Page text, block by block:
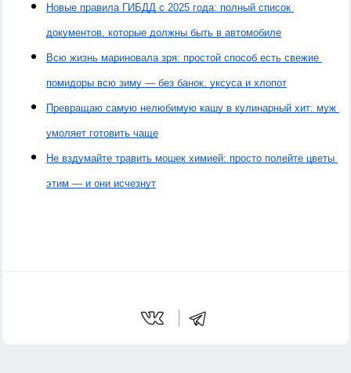
Новые правила ГИБДД с 2025 года: полный список
документов, которые должны быть в автомобиле
Всю жизнь мариновала зря: простой способ есть свежие
помидоры всю зиму — без банок, уксуса и хлопот
Превращаю самую нелюбимую кашу в кулинарный хит: муж
умоляет готовить чаще
Не вздумайте травить мошек химией: просто полейте цветы
этим — и они исчезнут